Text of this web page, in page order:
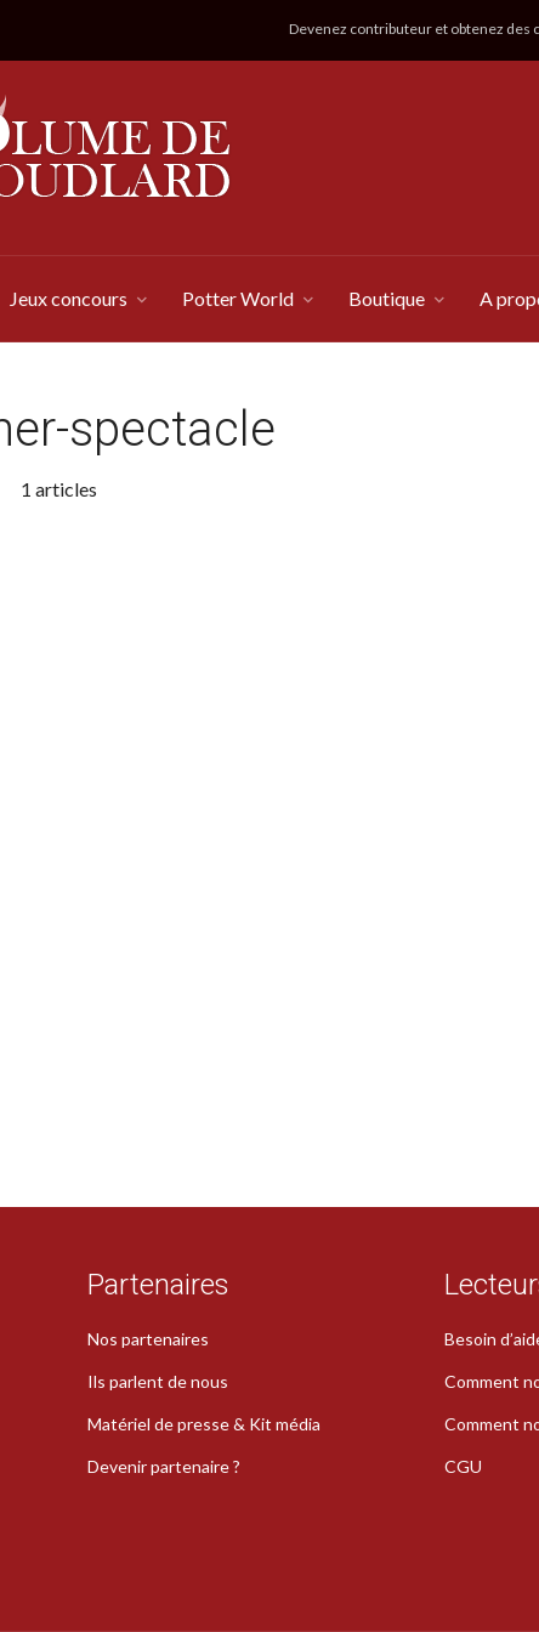
Devenez contributeur et obtenez des
Jeux concours Potter World Boutique A
spectacle
1 articles
Partenaires
Nos partenaires
Ils parlent de nous
Matériel de presse & Kit média
Devenir partenaire ?
Besoin
Comment
Comment
CGU